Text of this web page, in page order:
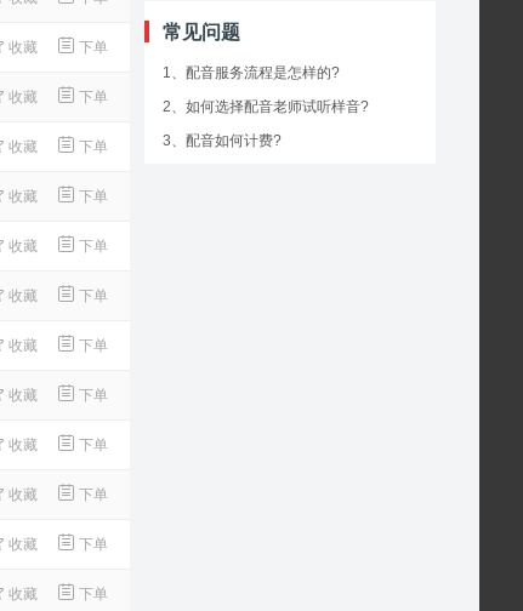
收藏 下单
收藏 下单
收藏 下单
收藏 下单
收藏 下单
收藏 下单
收藏 下单
收藏 下单
收藏 下单
收藏 下单
收藏 下单
收藏 下单
常见问题
1、配音服务流程是怎样的?
2、如何选择配音老师试听样音?
3、配音如何计费?